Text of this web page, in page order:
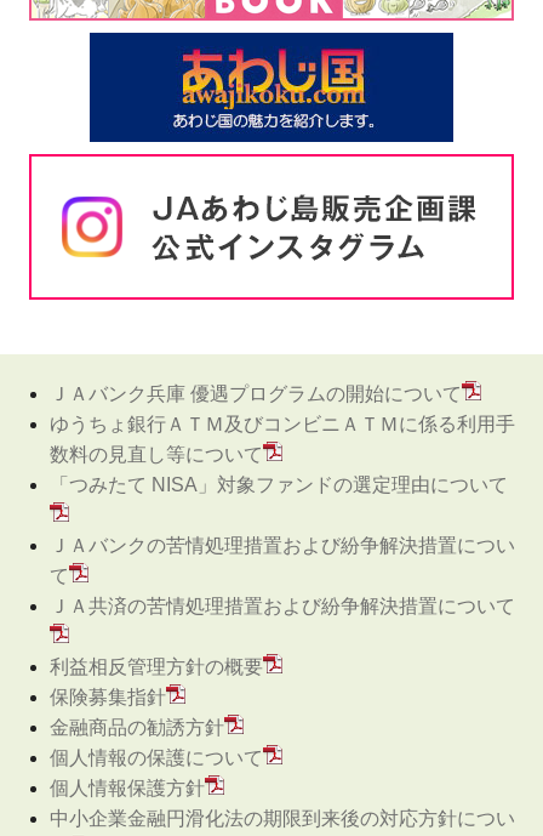
ＪＡバンク兵庫 優遇プログラムの開始について
ゆうちょ銀行ＡＴＭ及びコンビニＡＴＭに係る利用手
数料の見直し等について
「つみたて NISA」対象ファンドの選定理由について
ＪＡバンクの苦情処理措置および紛争解決措置につい
て
ＪＡ共済の苦情処理措置および紛争解決措置について
利益相反管理方針の概要
保険募集指針
金融商品の勧誘方針
個人情報の保護について
個人情報保護方針
中小企業金融円滑化法の期限到来後の対応方針につい